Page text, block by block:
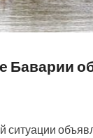
Баварии
ситуации